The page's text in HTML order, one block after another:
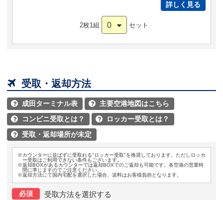
詳しく見る
2枚1組 0 セット
 受取・返却方法
 成田ターミナル表  主要空港地図はこちら
 コンビニ受取とは？  ロッカー受取とは？
 受取・返却場所が未定
※カウンターに並ばずに受取れる"ロッカー受取"を推奨しております。ただしロッカ
ー受取はご利用できない条件もございます。
※返却BOXがあるカウンターでは返却BOXでのご返却も可能です。各空港の営業時
間に準じますのでご注意ください。
※返却方法にて国内宅配を選択した場合、送料はお客様負担となります。
必須
受取方法を選択する